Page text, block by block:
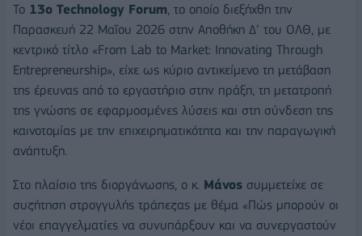
Το 13ο Technology Forum, το οποίο διεξήχθη την
Παρασκευή 22 Μαΐου 2026 στην Αποθήκη Δ’ του ΟΛΘ, με
κεντρικό τίτλο «From Lab to Market: Innovating Through
Entrepreneurship», είχε ως κύριο αντικείμενο τη μετάβαση
της έρευνας από το εργαστήριο στην πράξη, τη μετατροπή
της γνώσης σε εφαρμοσμένες λύσεις και στη σύνδεση της
καινοτομίας με την επιχειρηματικότητα και την παραγωγική
ανάπτυξη.
Στο πλαίσιο της διοργάνωσης, ο κ. Μάνος συμμετείχε σε
συζήτηση στρογγυλής τράπεζας με θέμα «Πώς μπορούν οι
νέοι επαγγελματίες να συνυπάρξουν και να συνεργαστούν